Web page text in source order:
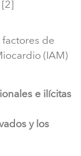
de
(IAM)
e ilícitas
y los